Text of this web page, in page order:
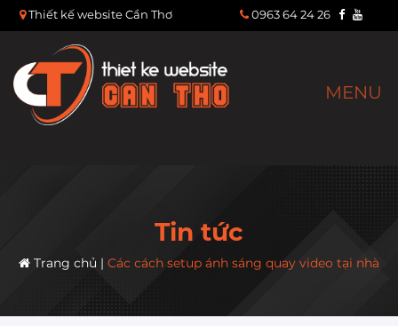
Thiết kế website Cần Thơ 0963 64 24 26
Tin tức
Trang chủ | Các cách setup ánh sáng quay video tại nhà
MENU